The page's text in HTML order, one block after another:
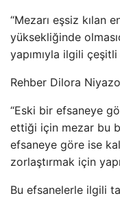
“Mezarı eşsiz kılan
yüksekliğinde
yapımıyla ilgili çeşitli
Rehber Dilora
“Eski bir efsaneye
ettiği için mezar bu
efsaneye göre ise
zorlaştırmak için
Bu efsanelerle ilgili